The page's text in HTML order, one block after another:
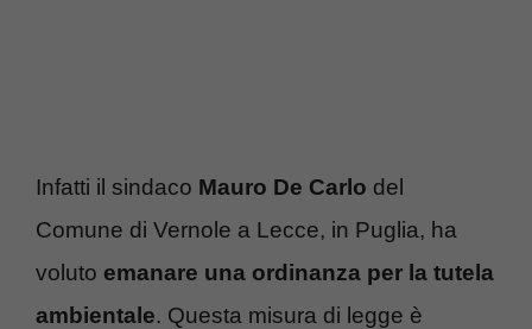
Infatti il sindaco Mauro De Carlo del
Comune di Vernole a Lecce, in Puglia, ha
voluto emanare una ordinanza per la tutela
ambientale. Questa misura di legge è